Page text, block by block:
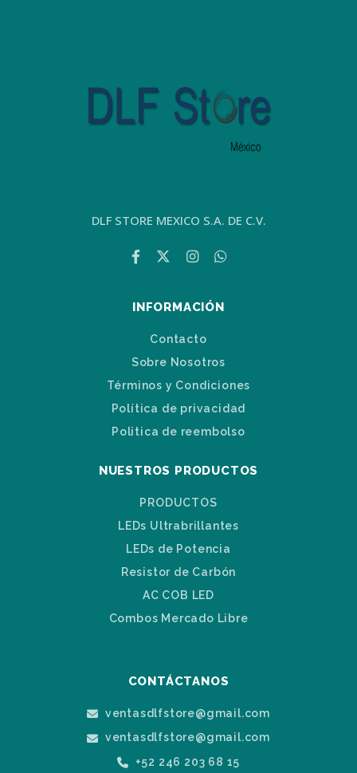
DLF STORE MEXICO S.A. DE C.V.
INFORMACIÓN
Contacto
Sobre Nosotros
Términos y Condiciones
Política de privacidad
Politica de reembolso
NUESTROS PRODUCTOS
PRODUCTOS
LEDs Ultrabrillantes
LEDs de Potencia
Resistor de Carbón
AC COB LED
Combos Mercado Libre
CONTÁCTANOS
ventasdlfstore@gmail.com
ventasdlfstore@gmail.com
+52 246 203 68 15